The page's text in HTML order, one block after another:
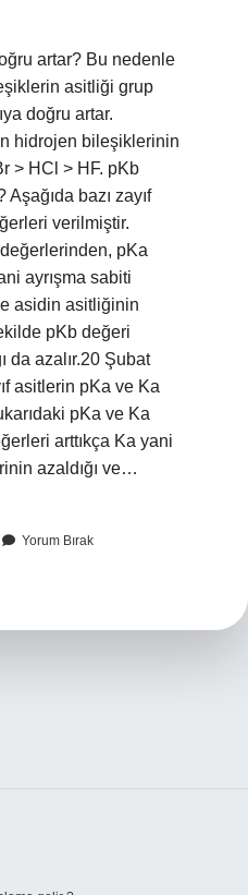
artar? Bu nedenle
asitliği grup
doğru artar.
hidrojen bileşiklerinin
> HCl > HF. pKb
Aşağıda bazı zayıf
verilmiştir.
pKa
ayrışma sabiti
asidin asitliğinin
pKb değeri
da azalır.20 Şubat
asitlerin pKa ve Ka
pKa ve Ka
arttıkça Ka yani
azaldığı ve…
Yorum Bırak